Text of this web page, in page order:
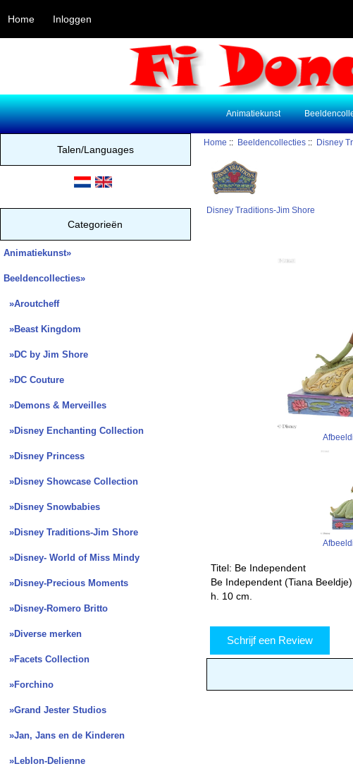
Home Inloggen
Animatiekunst
Talen/Languages
Categorieën
Animatiekunst»
Beeldencollecties»
»Aroutcheff
»Beast Kingdom
»DC by Jim Shore
»DC Couture
»Demons & Merveilles
»Disney Enchanting Collection
»Disney Princess
»Disney Showcase Collection
»Disney Snowbabies
»Disney Traditions-Jim Shore
»Disney- World of Miss Mindy
»Disney-Precious Moments
»Disney-Romero Britto
»Diverse merken
»Facets Collection
»Forchino
»Grand Jester Studios
»Jan, Jans en de Kinderen
»Leblon-Delienne
Home :: Beeldencollecties :: Disney
Disney Traditions-Jim Shore
Titel: Be Independent
Be Independent (Tiana Beeldje)
h. 10 cm.
Schrijf een Review